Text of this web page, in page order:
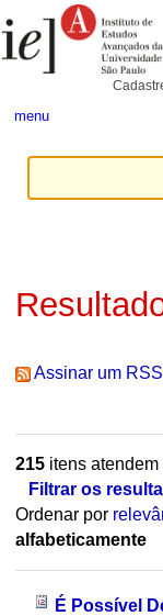
para
conteúdo.
Pessoais
menu
Assinar um
215itens atendem
Filtrar os
Ordenar por
alfabeticamente
É Possível